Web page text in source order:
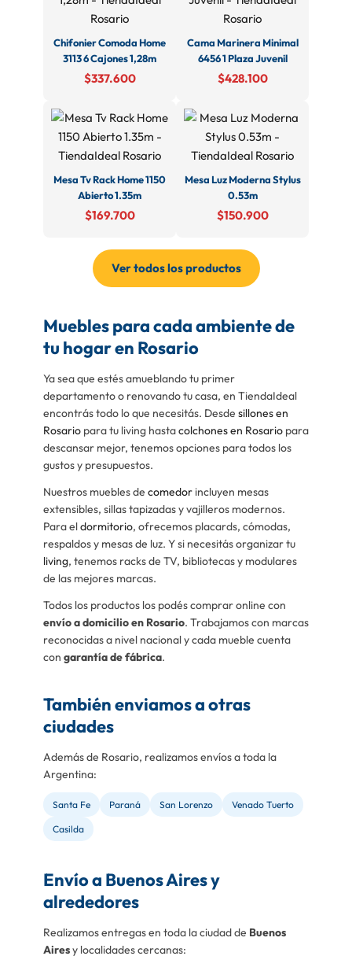
Chifonier Comoda Home
3113 6 Cajones 1,28m
$337.600
Cama Marinera Minimal
6456 1 Plaza Juvenil
$428.100
Mesa Tv Rack Home 1150
Abierto 1.35m
$169.700
Mesa Luz Moderna Stylus
0.53m
$150.900
Ver todos los productos
Muebles para cada ambiente de
tu hogar en Rosario
Ya sea que estés amueblando tu primer
departamento o renovando tu casa, en TiendaIdeal
encontrás todo lo que necesitás. Desde sillones en
Rosario para tu living hastacolchones en Rosario para
descansar mejor, tenemos opciones para todos los
gustos y presupuestos.
Nuestros muebles de comedor incluyen mesas
extensibles, sillas tapizadas y vajilleros modernos.
Para eldormitorio, ofrecemos placards, cómodas,
respaldos y mesas de luz. Y si necesitás organizar tu
living, tenemos racks de TV, bibliotecas y modulares
de las mejores marcas.
Todos los productos los podés comprar online con
envío a domicilio en Rosario. Trabajamos con marcas
reconocidas a nivel nacional y cada mueble cuenta
con garantía de fábrica.
También enviamos a otras
ciudades
Además de Rosario, realizamos envíos a toda la
Argentina:
Santa Fe Paraná San Lorenzo Venado Tuerto
Casilda
Envío a Buenos Aires y
alrededores
Realizamos entregas en toda la ciudad de Buenos
Airesy localidades cercanas: